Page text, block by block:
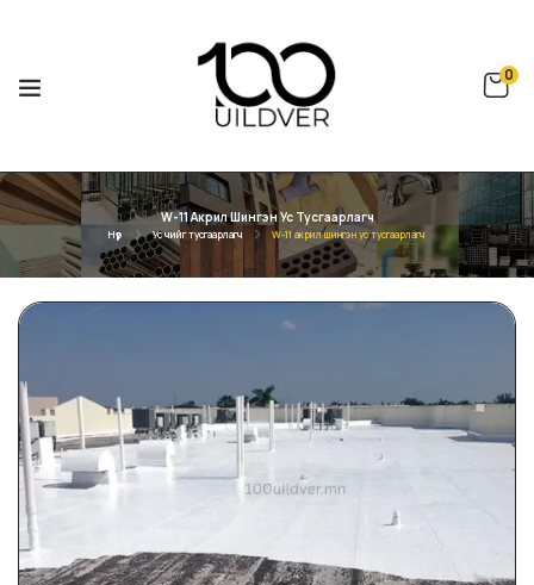
0
W-11 Акрил Шингэн Ус Тусгаарлагч
Нүүр Ус чийг тусгаарлагч W-11 акрил шингэн ус тусгаарлагч